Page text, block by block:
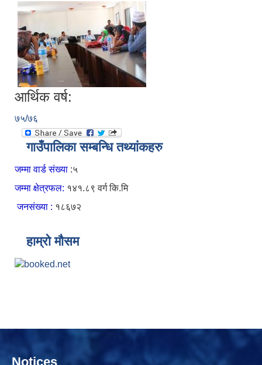
आर्थिक वर्ष:
७५/७६
गाउँपालिका सम्बन्धि तथ्यांकहरु
जम्मा वार्ड संख्या :५
जम्मा क्षेत्रफल: १४१.८९ वर्ग कि.मि
जनसंख्या : १८६७२
हाम्रो मौसम
Notices